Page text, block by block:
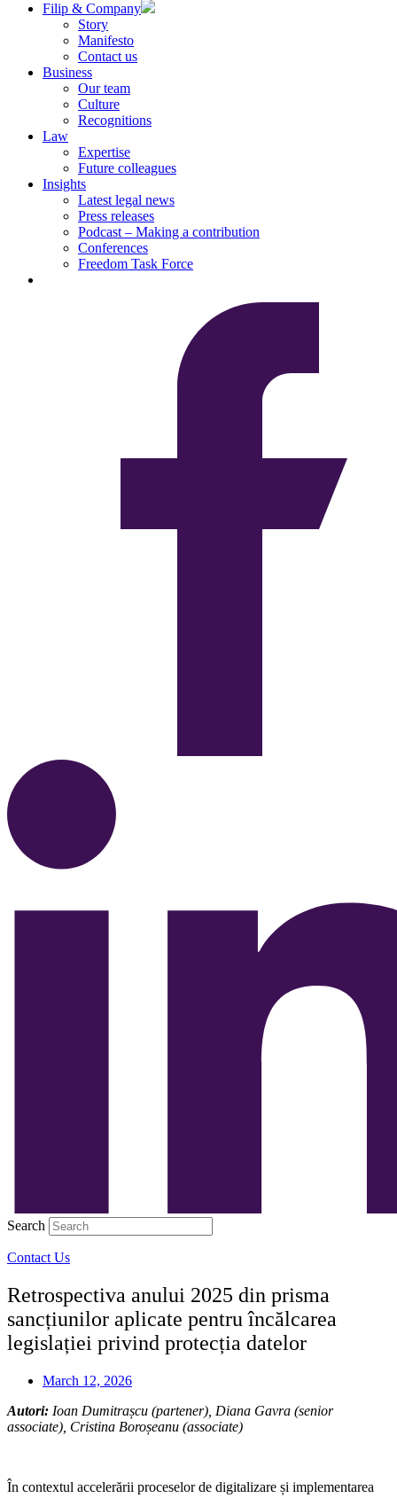
Filip & Company
Story
Manifesto
Contact us
Business
Our team
Culture
Recognitions
Law
Expertise
Future colleagues
Insights
Latest legal news
Press releases
Podcast – Making a contribution
Conferences
Freedom Task Force
Search
Contact Us
Retrospectiva anului 2025 din prisma
sancțiunilor aplicate pentru încălcarea
legislației privind protecția datelor
March 12, 2026
Autori: Ioan Dumitrașcu (partener), Diana Gavra (senior
associate), Cristina Boroșeanu (associate)
În contextul accelerării proceselor de digitalizare și implementarea